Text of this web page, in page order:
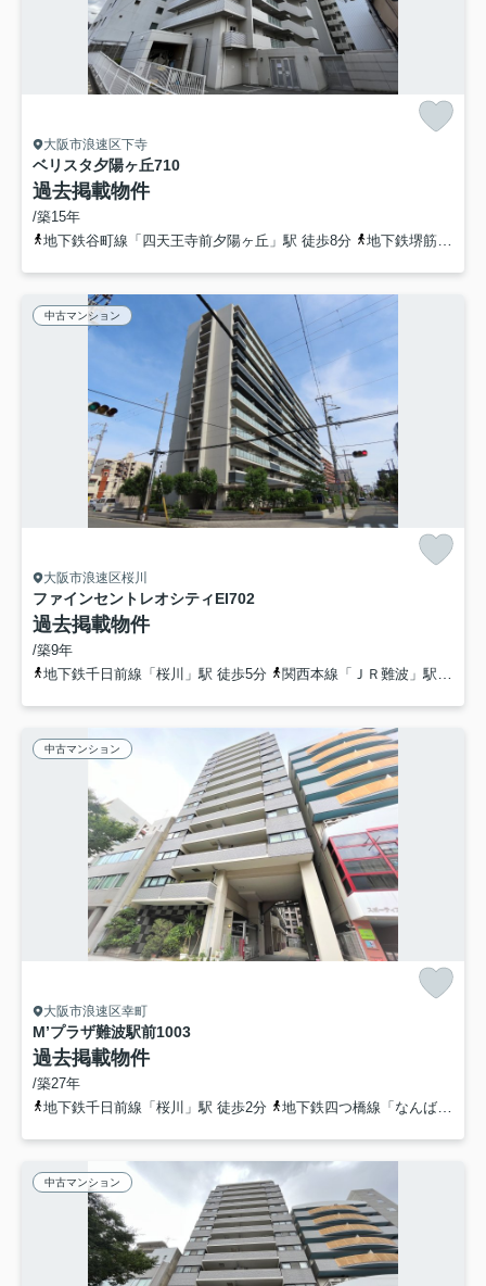
大阪市浪速区下寺
ベリスタ夕陽ヶ丘710
過去掲載物件
/築15年
地下鉄谷町線「四天王寺前夕陽ヶ丘」駅 徒歩8分
地下鉄堺筋線「恵美須町」駅 徒歩8分
中古マンション
大阪市浪速区桜川
ファインセントレオシティEI702
過去掲載物件
/築9年
地下鉄千日前線「桜川」駅 徒歩5分
関西本線「ＪＲ難波」駅 徒歩15分
中古マンション
大阪市浪速区幸町
M’プラザ難波駅前1003
過去掲載物件
/築27年
地下鉄千日前線「桜川」駅 徒歩2分
地下鉄四つ橋線「なんば」駅 徒歩5分
中古マンション